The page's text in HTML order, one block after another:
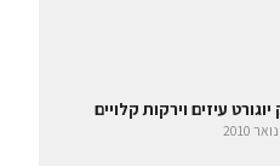
עיזים וירקות קלויים